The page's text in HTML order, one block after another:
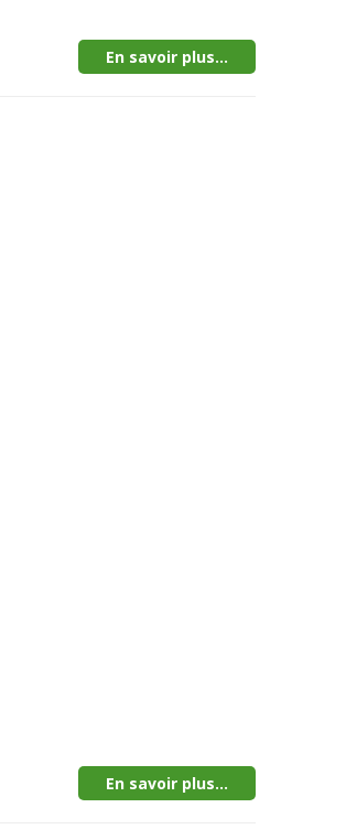
En savoir plus...
En savoir plus...